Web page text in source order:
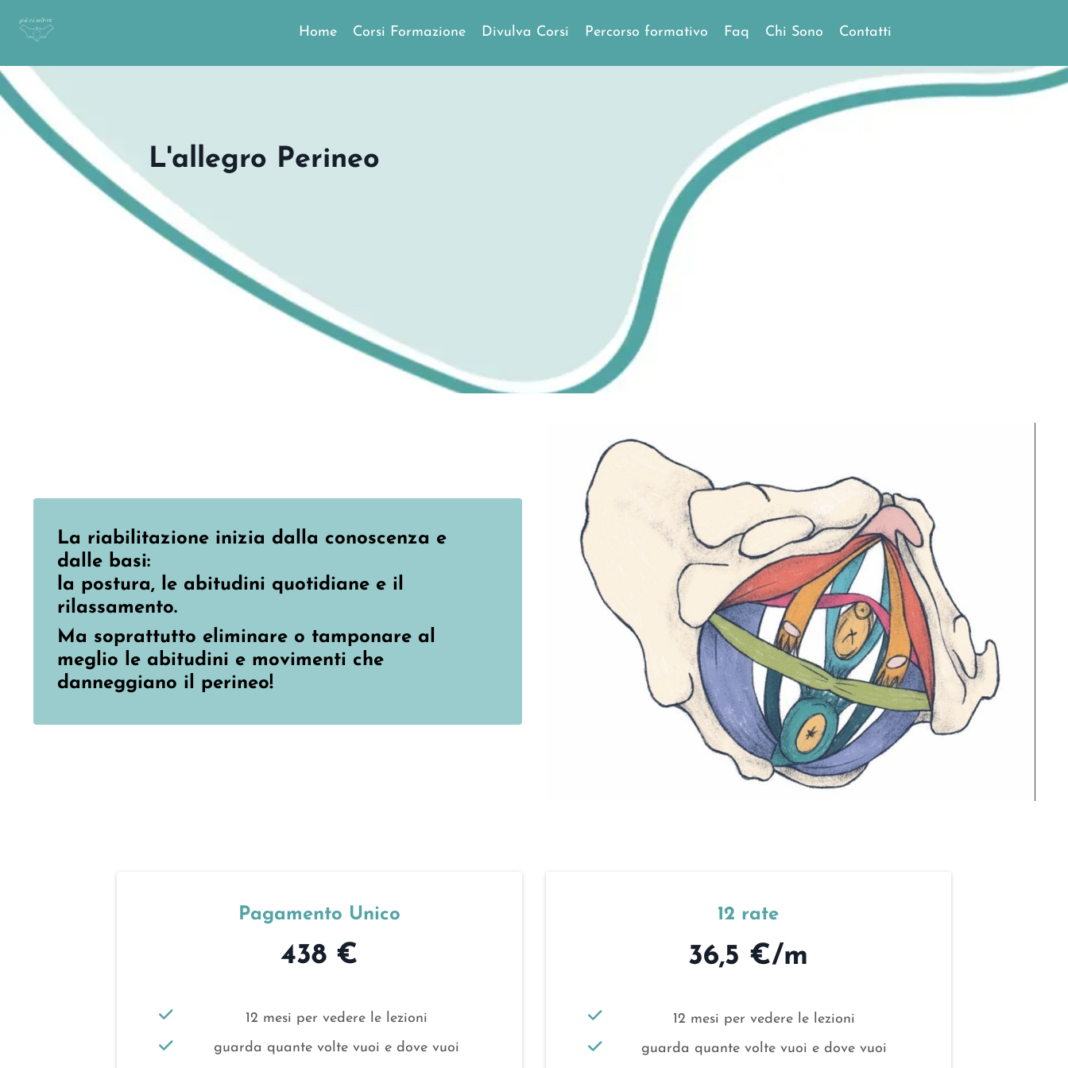
Home Corsi Formazione Divulva Corsi Percorso formativo Faq Chi Sono Contatti
L'allegro Perineo
La riabilitazione inizia dalla conoscenza e
dalle basi:
la postura, le abitudini quotidiane e il
rilassamento.
Ma soprattutto eliminare o tamponare al
meglio le abitudini e movimenti che
danneggiano il perineo!
Pagamento Unico
438 €
12 mesi per vedere le lezioni
guarda quante volte vuoi e dove vuoi
12 rate
36,5 €/m
12 mesi per vedere le lezioni
guarda quante volte vuoi e dove vuoi